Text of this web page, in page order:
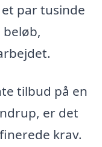
par tusinde
tilbud på en
er det
krav.